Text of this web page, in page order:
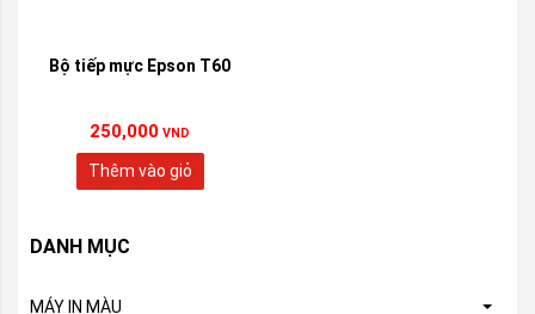
Bộ tiếp mực Epson T60
250,000 VND
Thêm vào giỏ
DANH MỤC
MÁY IN MÀU